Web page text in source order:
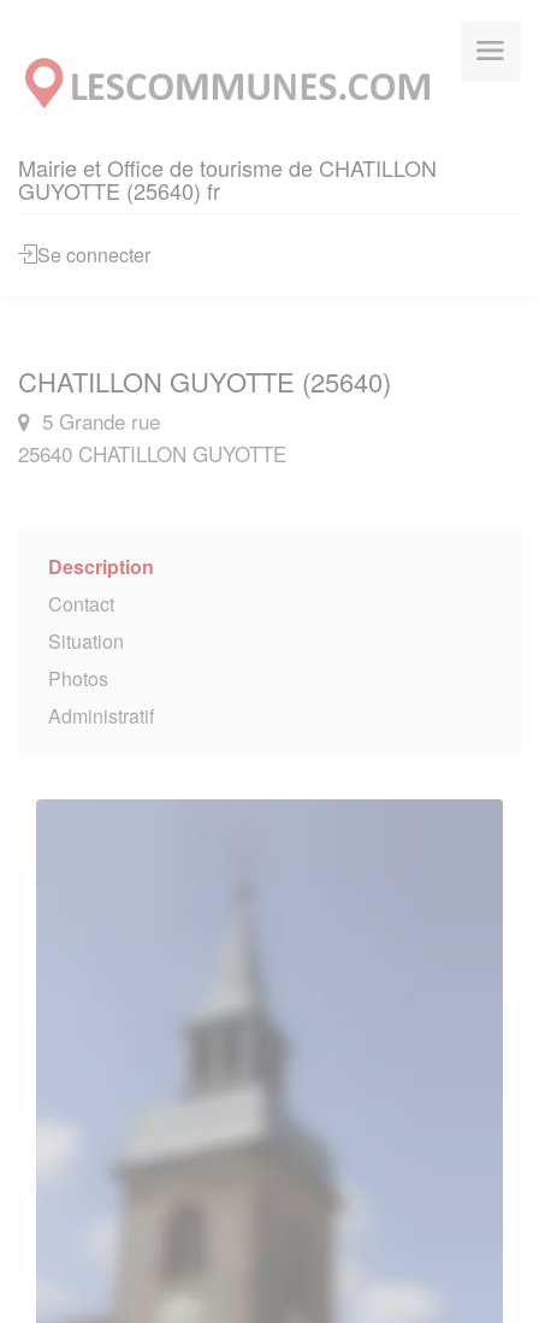
Mairie et Office de tourisme de CHATILLON
GUYOTTE (25640) fr
Se connecter
CHATILLON GUYOTTE (25640)
5 Grande rue
25640 CHATILLON GUYOTTE
Description
Contact
Situation
Photos
Administratif